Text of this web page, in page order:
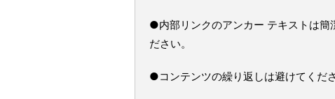
●内部リンクのアンカー テキストは簡
ださい。
●コンテンツの繰り返しは避けてくださ